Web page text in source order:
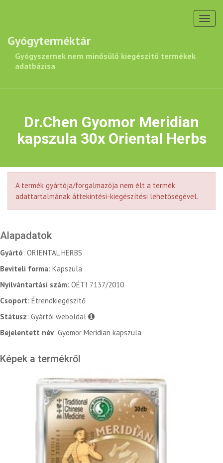
Gyógyterméktár
Gyógyszernek nem minősülő kiegészítő termékek
adatbázisa
Dr.Chen Gyomor Meridian
kapszula 30x Oriental Herbs
A termék gyártója/forgalmazója nem élt a termék
adattartalmának áttekintési-kiegészítési lehetőségével.
Alapadatok
Gyártó: ORIENTAL HERBS
Beviteli forma: Kapszula
Nyilvántartási szám: OÉTI 7137/2010
Csoport: Étrendkiegészítő
Státusz: Gyártói weboldal
Bejelentett név: Gyomor Meridian kapszula
Képek a termékről